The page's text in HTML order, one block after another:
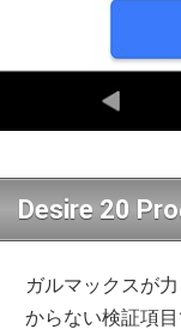
Desire 20
ガルマックスが
からない検証項目